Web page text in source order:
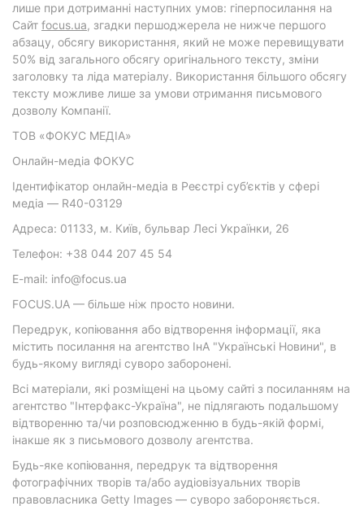
лише при дотриманні наступних умов: гіперпосилання на
Cайт focus.ua, згадки першоджерела не нижче першого
абзацу, обсягу використання, який не може перевищувати
50% від загального обсягу оригінального тексту, зміни
заголовку та ліда матеріалу. Використання більшого обсягу
тексту можливе лише за умови отримання письмового
дозволу Компанії.
ТОВ «ФОКУС МЕДІА»
Онлайн-медіа ФОКУС
Ідентифікатор онлайн-медіа в Реєстрі суб’єктів у сфері
медіа — R40-03129
Адреса: 01133, м. Київ, бульвар Лесі Українки, 26
Телефон: +38 044 207 45 54
E-mail: info@focus.ua
FOCUS.UA — більше ніж просто новини.
Передрук, копіювання або відтворення інформації, яка
містить посилання на агентство ІнА "Українські Новини", в
будь-якому вигляді суворо заборонені.
Всі матеріали, які розміщені на цьому сайті з посиланням на
агентство "Інтерфакс-Україна", не підлягають подальшому
відтворенню та/чи розповсюдженню в будь-якій формі,
інакше як з письмового дозволу агентства.
Будь-яке копіювання, передрук та відтворення
фотографічних творів та/або аудіовізуальних творів
правовласника Getty Images — суворо забороняється.